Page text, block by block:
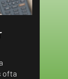
ofta